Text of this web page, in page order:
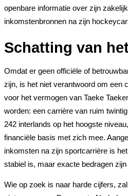
openbare informatie over zijn
inkomstenbronnen na zijn
Schatting van
Omdat er geen officiële of
zijn, is het niet verantwoord om een
voor het vermogen van Taeke
worden: een carrière van ruim
242 interlands op het hoogste
financiële basis met zich mee.
inkomsten na zijn sportcarrière is
stabiel is, maar exacte bedragen
Wie op zoek is naar harde cijfers,